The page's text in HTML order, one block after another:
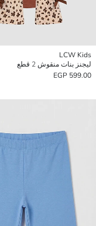
LCW Kids
ليجنز بنات منقوش 2 قطع
599.00 EGP